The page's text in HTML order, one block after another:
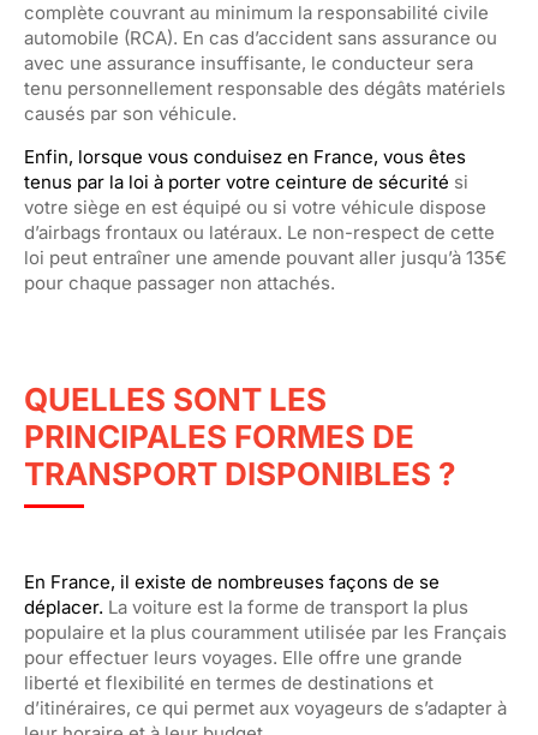
complète couvrant au minimum la responsabilité civile
automobile (RCA). En cas d’accident sans assurance ou
avec une assurance insuffisante, le conducteur sera
tenu personnellement responsable des dégâts matériels
causés par son véhicule.
Enfin, lorsque vous conduisez en France, vous êtes
tenus par la loi à porter votre ceinture de sécurité si
votre siège en est équipé ou si votre véhicule dispose
d’airbags frontaux ou latéraux. Le non-respect de cette
loi peut entraîner une amende pouvant aller jusqu’à 135€
pour chaque passager non attachés.
QUELLES SONT LES
PRINCIPALES FORMES DE
TRANSPORT DISPONIBLES ?
En France, il existe de nombreuses façons de se
déplacer. La voiture est la forme de transport la plus
populaire et la plus couramment utilisée par les Français
pour effectuer leurs voyages. Elle offre une grande
liberté et flexibilité en termes de destinations et
d’itinéraires, ce qui permet aux voyageurs de s’adapter à